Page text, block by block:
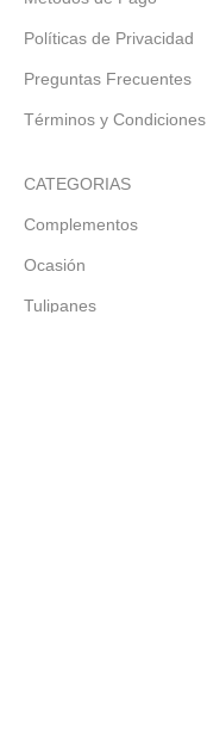
Políticas de Privacidad
Preguntas Frecuentes
Términos y Condiciones
CATEGORIAS
Complementos
Ocasión
Tulipanes